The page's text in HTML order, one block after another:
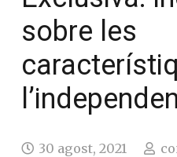
sobre les
30 agost, 2021